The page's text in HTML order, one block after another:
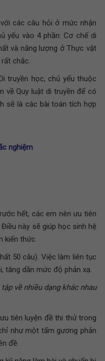
các câu hỏi ở mức nhận
yếu vào 4 phần: Cơ chế di
và năng lượng ở Thực vật
chắc.
truyền học, chủ yếu thuộc
về Quy luật di truyền để có
sẽ là các bài toán tích hợp
nghiệm
hết, các em nên ưu tiên
này sẽ giúp học sinh hệ
kiến thức.
50 câu). Việc làm liên tục
tăng dần mức độ phản xạ.
về nhiều dạng khác nhau
tiên luyện đề thi thử trong
như một tấm gương phản
đề.